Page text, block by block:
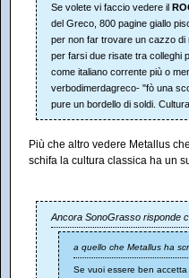
Se volete vi faccio vedere il
del Greco, 800 pagine giallo
per non far trovare un cazzo di
per farsi due risate tra colleghi
come italiano corrente più o
verbodimerdagreco- "fò una
pure un bordello di soldi.
Più che altro vedere Metallus
schifa la cultura classica ha un
Ancora SonoGrasso risponde
a quello che Metallus ha
Se vuoi essere ben